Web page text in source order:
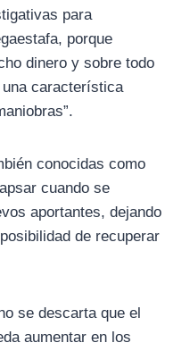
para
porque
dinero y sobre todo
característica
conocidas como
cuando se
aportantes, dejando
de recuperar
se descarta que el
aumentar en los